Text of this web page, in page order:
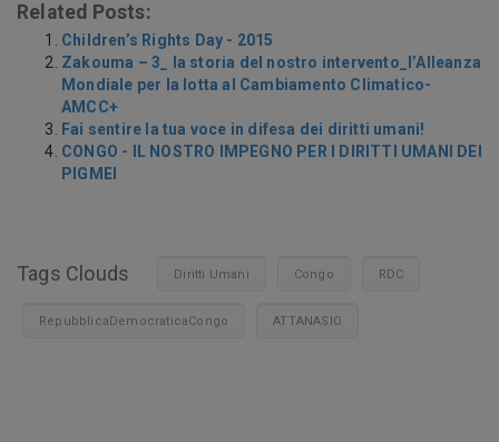
Related Posts:
Children’s Rights Day - 2015
Zakouma – 3_ la storia del nostro intervento_l’Alleanza
Mondiale per la lotta al Cambiamento Climatico-
AMCC+
Fai sentire la tua voce in difesa dei diritti umani!
CONGO - IL NOSTRO IMPEGNO PER I DIRITTI UMANI DEI
PIGMEI
Tags Clouds Diritti Umani Congo RDC
RepubblicaDemocraticaCongo ATTANASIO